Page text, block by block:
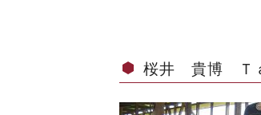
桜井 貴博 Ｔ